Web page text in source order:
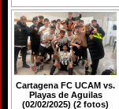
Cartagena FC UCAM vs.
Playas de Aguilas
(02/02/2025) (2 fotos)